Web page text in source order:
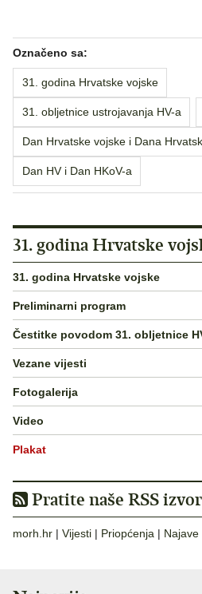
Označeno sa:
31. godina Hrvatske vojske
31. obljetnice ustrojavanja HV-a
Dan Hrvatske vojske i Dana
Dan HV i Dan HKoV-a
31. godina Hrvatske
31. godina Hrvatske vojske
Preliminarni program
Čestitke povodom 31. obljetnice
Vezane vijesti
Fotogalerija
Video
Plakat
Pratite naše RSS
morh.hr | Vijesti | Priopćenja | Najave